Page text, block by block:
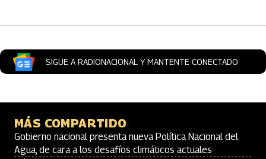
SIGUE A RADIONACIONAL Y MANTENTE CONECTADO
MÁS COMPARTIDO
Gobierno nacional presenta nueva Política Nacional del
Agua, de cara a los desafíos climáticos actuales